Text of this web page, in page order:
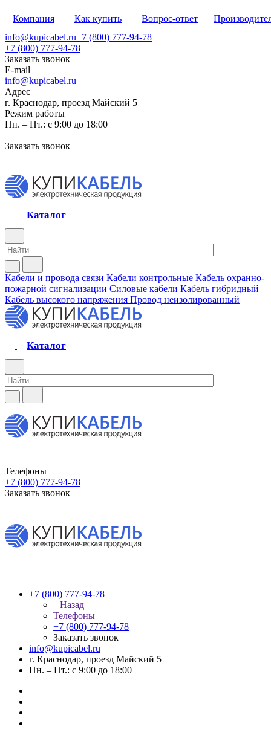
Компания Как купить Вопрос-ответ
info@kupicabel.ru+7 (800) 777-94-78
+7 (800) 777-94-78
Заказать звонок
E-mail
info@kupicabel.ru
Адрес
г. Краснодар, проезд Майский 5
Режим работы
Пн. – Пт.: с 9:00 до 18:00
Заказать звонок
Каталог
Кабели и провода связи Кабели контрольные Кабель охранно-
пожарной сигнализации Силовые кабели Кабель гибридный
Кабель высокого напряжения Провод неизолированный
Каталог
Телефоны
+7 (800) 777-94-78
Заказать звонок
+7 (800) 777-94-78
Назад
Телефоны
+7 (800) 777-94-78
Заказать звонок
info@kupicabel.ru
г. Краснодар, проезд Майский 5
Пн. – Пт.: с 9:00 до 18:00